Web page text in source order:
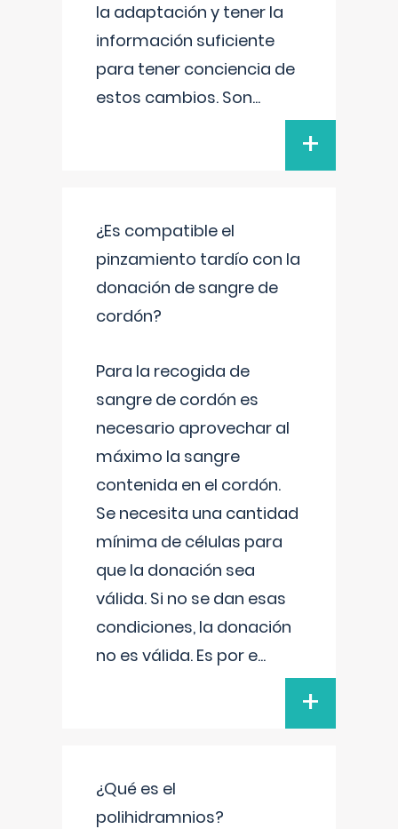
la adaptación y tener la
información suficiente
para tener conciencia de
estos cambios. Son...
+
¿Es compatible el
pinzamiento tardío con la
donación de sangre de
cordón?
Para la recogida de
sangre de cordón es
necesario aprovechar al
máximo la sangre
contenida en el cordón.
Se necesita una cantidad
mínima de células para
que la donación sea
válida. Si no se dan esas
condiciones, la donación
no es válida. Es por e...
+
¿Qué es el
polihidramnios?